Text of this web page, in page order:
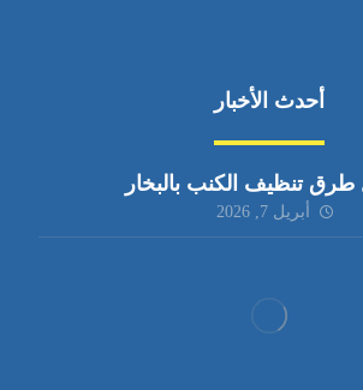
أحدث الأخبار
تنظيف الكنب بالبخار
أبريل 7, 2026